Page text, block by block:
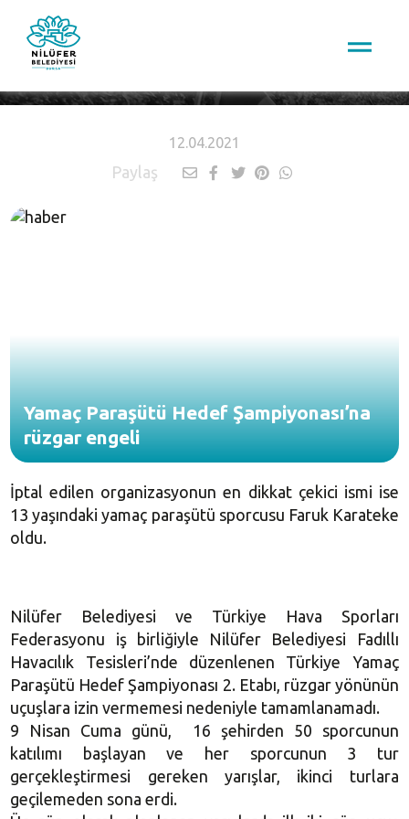
12.04.2021
Paylaş
Yamaç Paraşütü Hedef Şampiyonası’na
rüzgar engeli
İptal edilen organizasyonun en dikkat çekici ismi ise
13 yaşındaki yamaç paraşütü sporcusu Faruk Karateke
oldu.
Nilüfer Belediyesi ve Türkiye Hava Sporları
Federasyonu iş birliğiyle Nilüfer Belediyesi Fadıllı
Havacılık Tesisleri’nde düzenlenen Türkiye Yamaç
Paraşütü Hedef Şampiyonası 2. Etabı, rüzgar yönünün
uçuşlara izin vermemesi nedeniyle tamamlanamadı.
9 Nisan Cuma günü, 16 şehirden 50 sporcunun
katılımı başlayan ve her sporcunun 3 tur
gerçekleştirmesi gereken yarışlar, ikinci turlara
geçilemeden sona erdi.